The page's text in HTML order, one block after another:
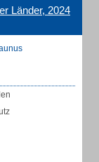
Länder, 2024